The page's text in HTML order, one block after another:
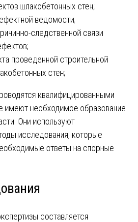
шлакобетонных стен;
ведомости;
следственной связи
проведенной строительной
стен;
квалифицированными
имеют необходимое образование
Они используют
исследования, которые
ответы на спорные
составляется